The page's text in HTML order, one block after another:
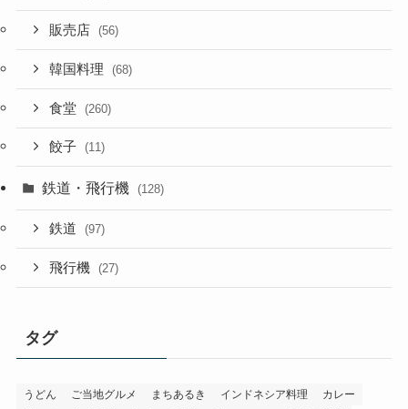
販売店 (56)
韓国料理 (68)
食堂 (260)
餃子 (11)
鉄道・飛行機 (128)
鉄道 (97)
飛行機 (27)
タグ
うどん ご当地グルメ まちあるき インドネシア料理
カレー